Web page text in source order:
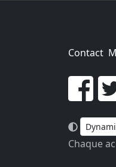
Contact
Go !
Chaque